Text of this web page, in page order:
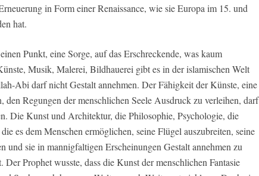
in Form einer Renaissance, wie sie Europa im 15. und
hat.
Punkt, eine Sorge, auf das Erschreckende, was kaum
Musik, Malerei, Bildhauerei gibt es in der islamischen Welt
Abi darf nicht Gestalt annehmen. Der Fähigkeit der Künste, eine
den Regungen der menschlichen Seele Ausdruck zu verleihen, darf
Die Kunst und Architektur, die Philosophie, Psychologie, die
es dem Menschen ermöglichen, seine Flügel auszubreiten, seine
und sie in mannigfaltigen Erscheinungen Gestalt annehmen zu
Der Prophet wusste, dass die Kunst der menschlichen Fantasie